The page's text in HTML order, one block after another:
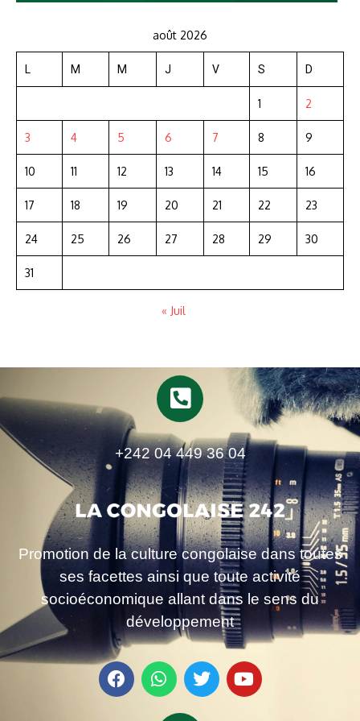
août 2026
L M M J V S D
1 2
3 4 5 6 7 8 9
10 11 12 13 14 15 16
17 18 19 20 21 22 23
24 25 26 27 28 29 30
31
« Juil
+242 04 449 36 04
Promotion de la culture congolaise dans toutes
ses facettes ainsi que toute activité
socioéconomique allant dans le sens du
développement